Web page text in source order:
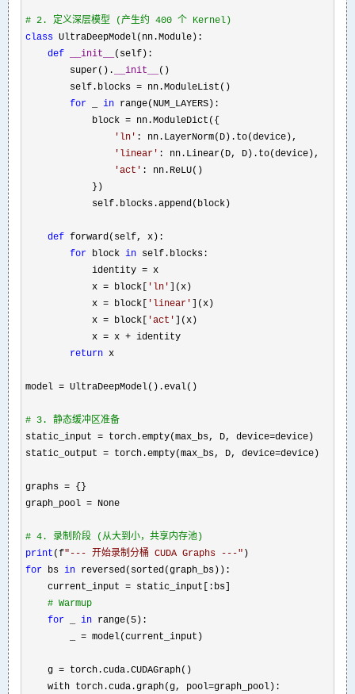
# 2. 定义深层模型 (产生约 400 个 Kernel)
class UltraDeepModel(nn.Module):
def
__init__
(self):
        super().
__init__
()
        self.blocks
= nn.ModuleList()
for
in range(NUM_LAYERS):
            block
= nn.ModuleDict({
' ln ' : nn.LayerNorm(D).to(device),
' linear ' : nn.Linear(D, D).to(device),
'act ' : nn.ReLU()
            })
            self.blocks.append(block)
def forward(self, x):
for block in self.blocks:
            identity
= x
            x
= block[ ' ln '
](x)
            x
= block[ ' linear '
](x)
            x
= block[ 'act '
](x)
            x
= x + identity
return x
model = UltraDeepModel().eval()
# 3. 静态缓冲区准备
static_input = torch.empty(max_bs, D, device=device)
static_output = torch.empty(max_bs, D, device=device)
graphs = {}
graph_pool = None
# 4. 录制阶段 (从大到小，共享内存池)
print (f" --- 开始录制分桶 CUDA Graphs ---"
for bs in reversed(sorted(graph_bs)):
    current_input
= static_input[:bs]
# Warmup
for
in range(5 ):
= model(current_input)
    g
= torch.cuda.CUDAGraph()
    with torch.cuda.graph(g, pool
=graph_pool):